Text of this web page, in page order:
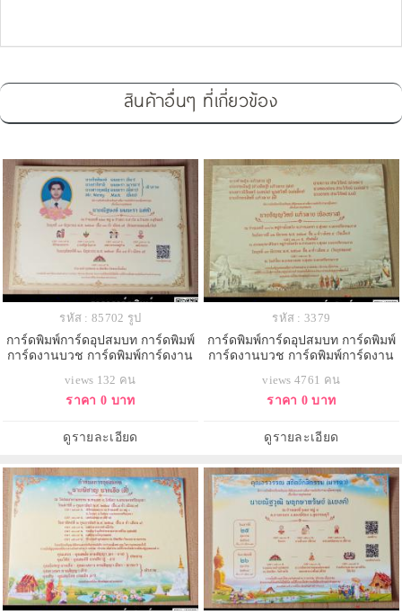
สินค้าอื่นๆ ที่เกี่ยวข้อง
รหัส : 85702 รูป
การ์ดพิมพ์การ์ดอุปสมบท การ์ดพิมพ์
การ์ดงานบวช การ์ดพิมพ์การ์ดงาน
ซอง ขนาด 5x7 นิ้ว
views 132 คน
ราคา 0 บาท
ดูรายละเอียด
รหัส : 3379
การ์ดพิมพ์การ์ดอุปสมบท การ์ดพิมพ์
การ์ดงานบวช การ์ดพิมพ์การ์ดงาน
ซอง ขนาด 5x7 นิ้ว
views 4761 คน
ราคา 0 บาท
ดูรายละเอียด